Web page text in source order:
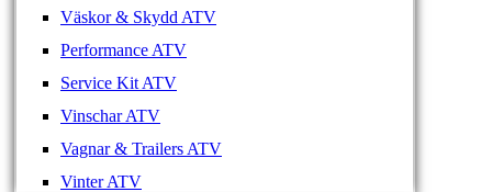
Väskor & Skydd ATV
Performance ATV
Service Kit ATV
Vinschar ATV
Vagnar & Trailers ATV
Vinter ATV